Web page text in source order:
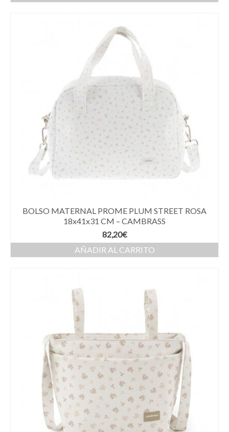
BOLSO MATERNAL PROME PLUM STREET ROSA
18x41x31 CM – CAMBRASS
82,20€
AÑADIR AL CARRITO